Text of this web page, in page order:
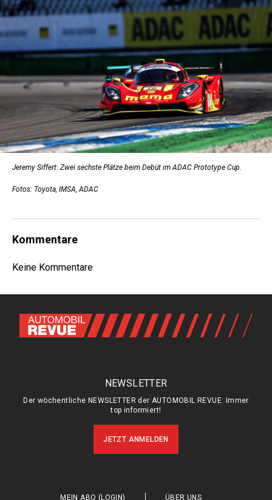
Jeremy Siffert: Zwei sechste Plätze beim Debüt im ADAC Prototype Cup.
Fotos: Toyota, IMSA, ADAC
Kommentare
Keine Kommentare
NEWSLETTER
Der wöchentliche NEWSLETTER der AUTOMOBIL REVUE: Immer
top informiert!
JETZT ANMELDEN
MEIN ABO (LOGIN) ÜBER UNS